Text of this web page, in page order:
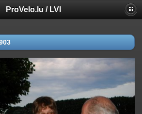
ProVelo.lu / LVI